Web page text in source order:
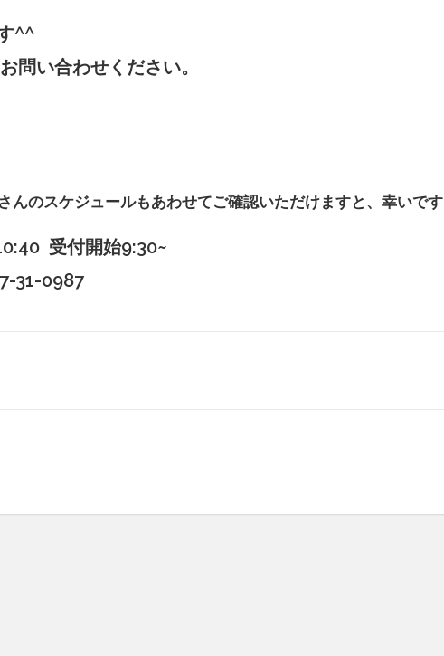
^^
問い合わせください。
んのスケジュールもあわせてご確認いただけますと、幸いです
受付開始9:30~
31-0987